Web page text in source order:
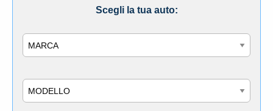
Scegli la tua auto: